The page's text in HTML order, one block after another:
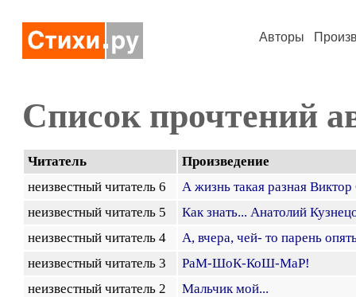
Авторы
Список прочтений
Читатель
Произведение
неизвестный читатель 6
А жизнь такая разная Виктор
неизвестный читатель 5
Как знать... Анатолий
неизвестный читатель 4
А, вчера, чей- то парень
неизвестный читатель 3
РаМ-ШоК-КоШ-МаР!
неизвестный читатель 2
Мальчик мой...